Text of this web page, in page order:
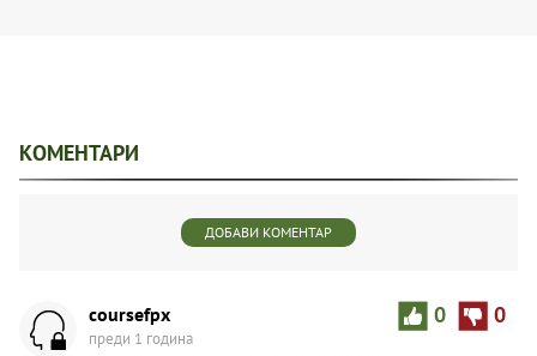
КОМЕНТАРИ
ДОБАВИ КОМЕНТАР
0 0
coursefpx
преди 1 година